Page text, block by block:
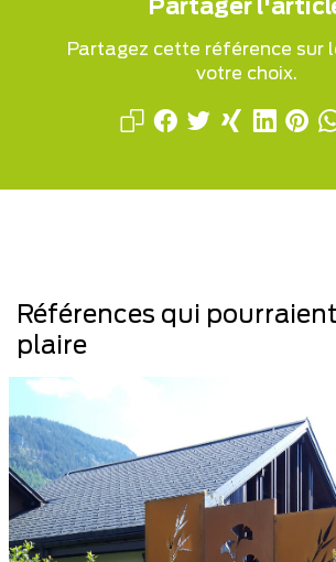
Partager
Partagez cette référence sur
votre choix.
Références qui
plaire